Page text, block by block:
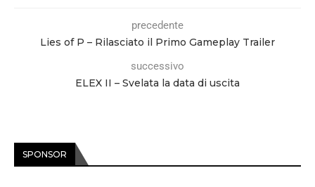
precedente
Lies of P – Rilasciato il Primo Gameplay Trailer
successivo
ELEX II – Svelata la data di uscita
SPONSOR